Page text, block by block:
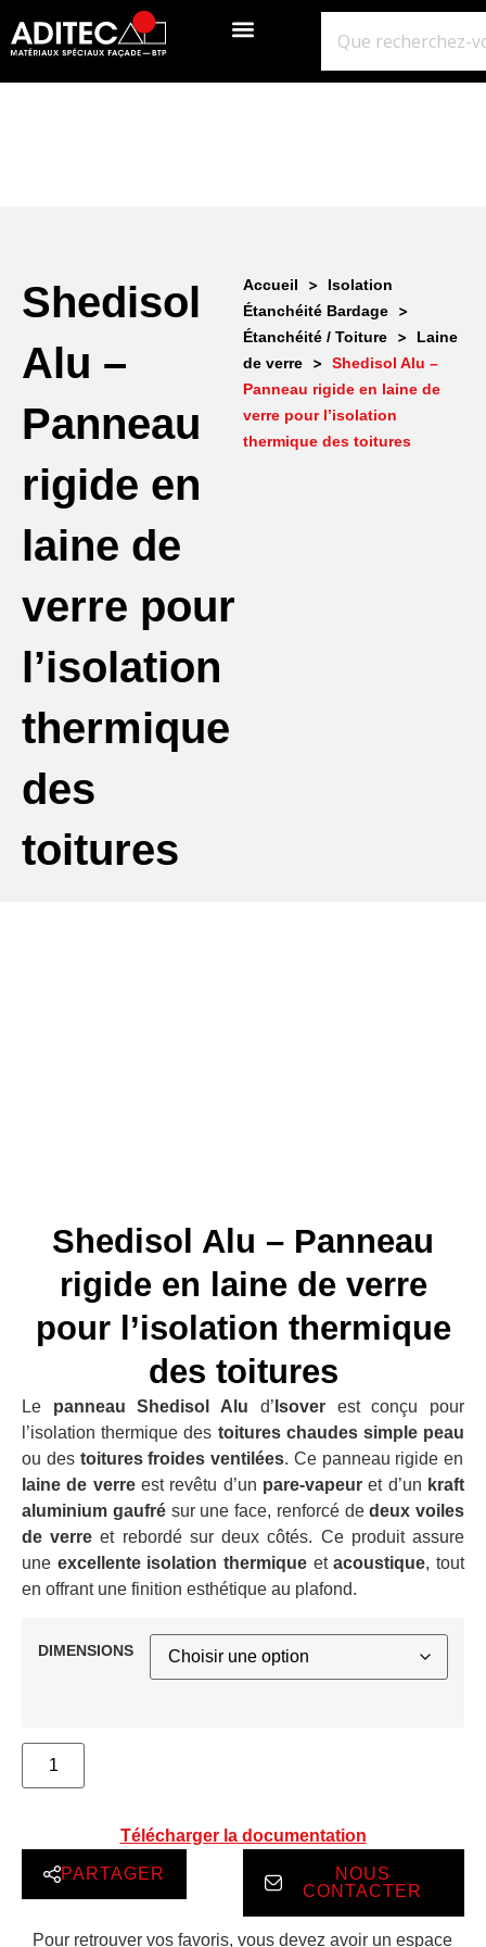
Shedisol
Alu –
Panneau
rigide en
laine de
verre pour
l’isolation
thermique
des
toitures
Accueil >
Isolation
Étanchéité Bardage
>
Étanchéité / Toiture >
Laine
de verre
>
Shedisol Alu –
Panneau rigide en laine de
verre pour l’isolation
thermique des toitures
Shedisol Alu – Panneau
rigide en laine de verre
pour l’isolation thermique
des toitures
Le panneau Shedisol Alu d’ Isoverest conçu pour
l’isolation thermique des toitures chaudes simple peau
ou des toitures froides ventilées. Ce panneau rigide en
laine de verreest revêtu d’un pare-vapeur et d’un kraft
aluminium gaufrésur une face, renforcé dedeux voiles
de verre et rebordé sur deux côtés. Ce produit assure
une excellente isolation thermique etacoustique, tout
en offrant une finition esthétique au plafond.
DIMENSIONS
Télécharger la documentation
PARTAGER
NOUS
CONTACTER
Pour retrouver vos favoris, vous devez avoir un espace